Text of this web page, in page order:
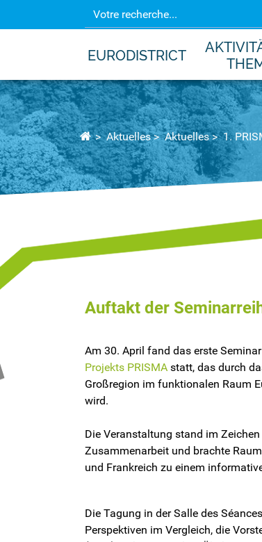
EURODISTRICT
Aktuelles Aktuelles 1.
Auftakt der
Am 30. April fand das erste
Projekts PRISMA statt, das durch
Großregion im funktionalen Raum
wird.
Die Veranstaltung stand im
Zusammenarbeit und brachte
und Frankreich zu einem
Die Tagung in der Salle des
Perspektiven im Vergleich, die